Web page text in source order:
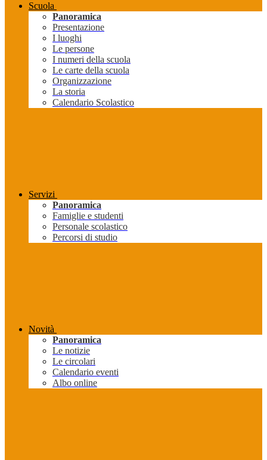
Scuola
Panoramica
Presentazione
I luoghi
Le persone
I numeri della scuola
Le carte della scuola
Organizzazione
La storia
Calendario Scolastico
Servizi
Panoramica
Famiglie e studenti
Personale scolastico
Percorsi di studio
Novità
Panoramica
Le notizie
Le circolari
Calendario eventi
Albo online